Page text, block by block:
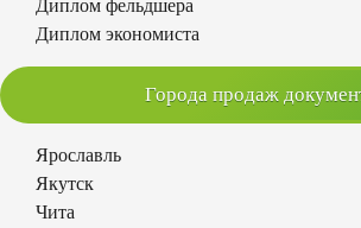
Диплом фельдшера
Диплом экономиста
Города продаж
Ярославль
Якутск
Чита